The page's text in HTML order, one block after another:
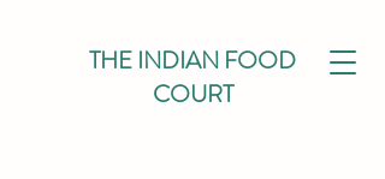
THE INDIAN FOOD
COURT